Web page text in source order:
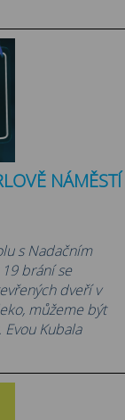
NÁMĚSTÍ
s Nadačním
brání se
dveří v
můžeme být
Kubala